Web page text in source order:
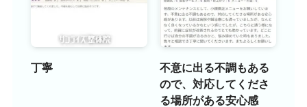
丁寧
不意に出る不調もある
ので、対応してくださ
る場所がある安心感